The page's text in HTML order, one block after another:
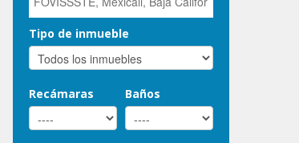
Tipo de inmueble
Recámaras Baños